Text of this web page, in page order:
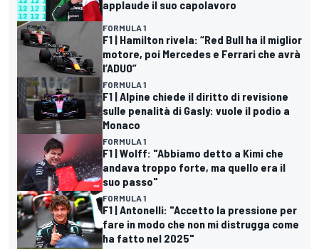
applaude il suo capolavoro
FORMULA 1
F1 | Hamilton rivela: “Red Bull ha il miglior
motore, poi Mercedes e Ferrari che avrà
l’ADUO”
FORMULA 1
F1 | Alpine chiede il diritto di revisione
sulle penalità di Gasly: vuole il podio a
Monaco
FORMULA 1
F1 | Wolff: "Abbiamo detto a Kimi che
andava troppo forte, ma quello era il
suo passo"
FORMULA 1
F1 | Antonelli: "Accetto la pressione per
fare in modo che non mi distrugga come
ha fatto nel 2025"